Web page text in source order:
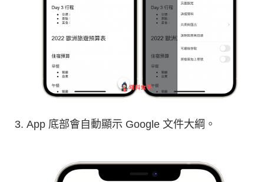
App 底部會自動顯示 Google 文件大綱。